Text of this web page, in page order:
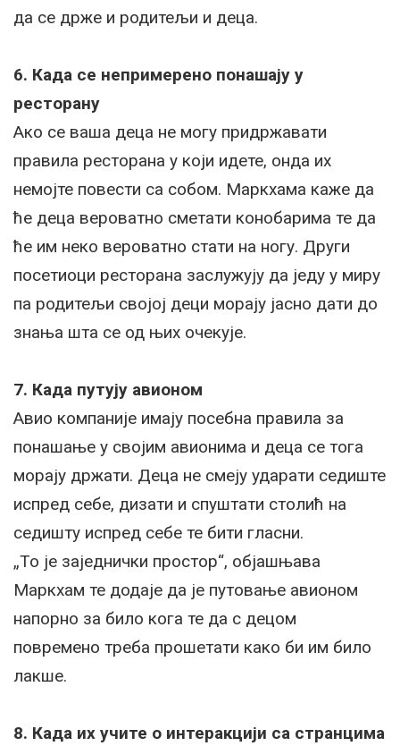
да се држе и родитељи и деца.
6. Када се непримерено понашају у
ресторану
Ако се ваша деца не могу придржавати
правила ресторана у који идете, онда их
немојте повести са собом. Маркхама каже да
ће деца вероватно сметати конобарима те да
ће им неко вероватно стати на ногу. Други
посетиоци ресторана заслужују да једу у миру
па родитељи својој деци морају јасно дати до
знања шта се од њих очекује.
7. Када путују авионом
Авио компаније имају посебна правила за
понашање у својим авионима и деца се тога
морају држати. Деца не смеју ударати седиште
испред себе, дизати и спуштати столић на
седишту испред себе те бити гласни.
„То је заједнички простор“, објашњава
Маркхам те додаје да је путовање авионом
напорно за било кога те да с децом
повремено треба прошетати како би им било
лакше.
8. Када их учите о интеракцији са странцима